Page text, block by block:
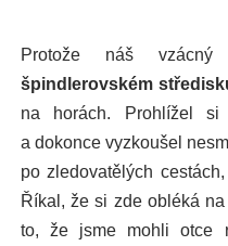
Protože náš
špindlerovském
na horách. Prohlížel si
a dokonce vyzkoušel
po zledovatělých
Říkal, že si zde obléká
to, že jsme mohli otce